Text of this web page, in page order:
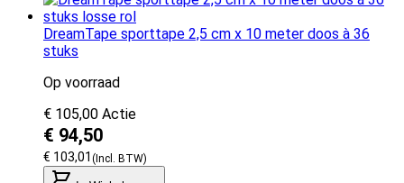
DreamTape sporttape 2,5 cm x 10 meter doos à 36
stuks
Op voorraad
€ 105,00 Actie
€ 103,01
€ 94,50